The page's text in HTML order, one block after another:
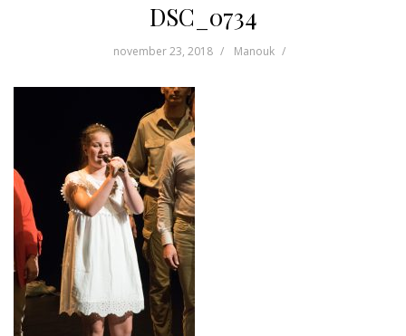
DSC_0734
november 23, 2018 Manouk